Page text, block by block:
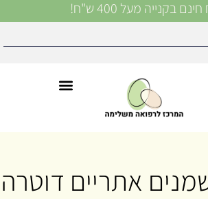
בקנייה מעל 400 ש"ח!
אתריים דוטרה